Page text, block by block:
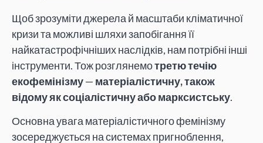
Щоб зрозуміти джерела й масштаби кліматичної
кризи та можливі шляхи запобігання її
найкатастрофічніших наслідків, нам потрібні інші
інструменти. Тож розглянемотретю течію
екофемінізму— матеріалістичну, також
відому як соціалістичну або марксистську.
Основна увага матеріалістичного фемінізму
зосереджується на системах пригноблення,